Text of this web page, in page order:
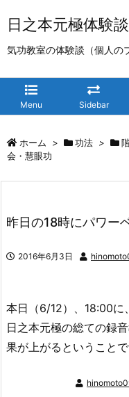
日之本元極体験
気功教室の体験談（個人の
Menu Sidebar
ホーム > 功法 >
会・慧眼功
昨日の18時にパワー
2016年6月3日
本日（6/12）、18:00に
日之本元極の総ての録
果が上がるということ